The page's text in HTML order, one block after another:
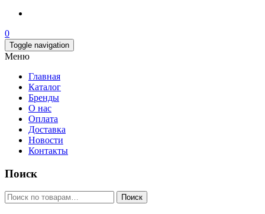
0
Toggle navigation
Меню
Главная
Каталог
Бренды
О нас
Оплата
Доставка
Новости
Контакты
Поиск
Искать: Поиск